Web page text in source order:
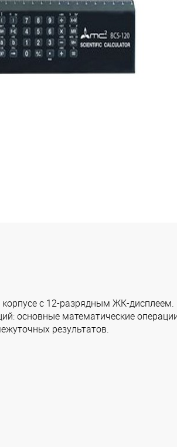
корпусе с 12-разрядным ЖК-дисплеем.
основные математические
результатов.